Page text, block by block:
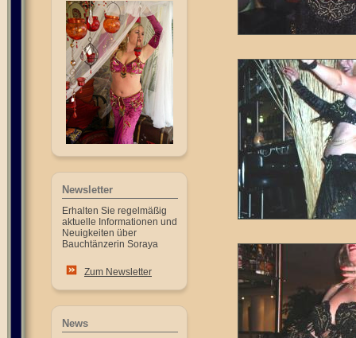
Newsletter
Erhalten Sie regelmäßig
aktuelle Informationen und
Neuigkeiten über
Bauchtänzerin Soraya
Zum Newsletter
News